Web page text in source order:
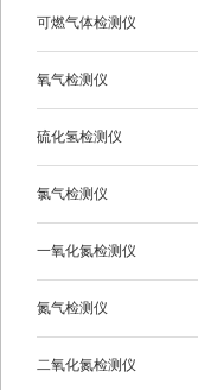
可燃气体检测仪
氧气检测仪
硫化氢检测仪
氯气检测仪
一氧化氮检测仪
氮气检测仪
二氧化氮检测仪